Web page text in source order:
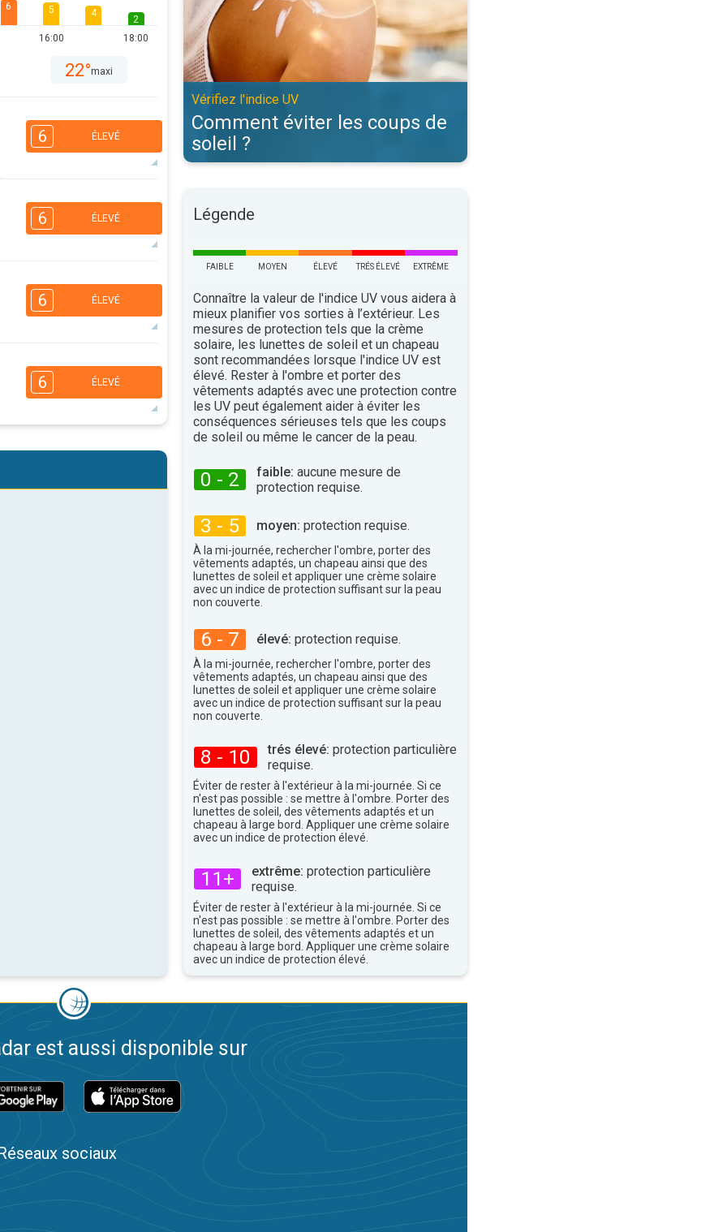
6 5
16:00
4
2
18:00
22°maxi
6 ÉLEVÉ
16:00
3
2
27°
6 ÉLEVÉ
16:00
3
2
30°
6 ÉLEVÉ
16:00
3
2
23°
6 ÉLEVÉ
3
2
Vérifiez l'indice UV
Comment éviter les coups de
soleil ?
Légende
FAIBLE MOYEN ÉLEVÉ TRÉS ÉLEVÉ EXTRÊME
Connaître la valeur de l'indice UV vous aidera à
mieux planifier vos sorties à l’extérieur. Les
mesures de protection tels que la crème
solaire, les lunettes de soleil et un chapeau
sont recommandées lorsque l'indice UV est
élevé. Rester à l'ombre et porter des
vêtements adaptés avec une protection contre
les UV peut également aider à éviter les
conséquences sérieuses tels que les coups
de soleil ou même le cancer de la peau.
0 - 2 faible: aucune mesure de
protection requise.
3 - 5 moyen: protection requise.
À la mi-journée, rechercher l'ombre, porter des
vêtements adaptés, un chapeau ainsi que des
lunettes de soleil et appliquer une crème solaire
avec un indice de protection suffisant sur la peau
non couverte.
6 - 7 élevé: protection requise.
À la mi-journée, rechercher l'ombre, porter des
vêtements adaptés, un chapeau ainsi que des
lunettes de soleil et appliquer une crème solaire
avec un indice de protection suffisant sur la peau
non couverte.
8 - 10 trés élevé: protection particulière
requise.
Éviter de rester à l'extérieur à la mi-journée. Si ce
n'est pas possible : se mettre à l'ombre. Porter des
lunettes de soleil, des vêtements adaptés et un
chapeau à large bord. Appliquer une crème solaire
avec un indice de protection élevé.
11+ extrême: protection particulière
requise.
Éviter de rester à l'extérieur à la mi-journée. Si ce
n'est pas possible : se mettre à l'ombre. Porter des
lunettes de soleil, des vêtements adaptés et un
chapeau à large bord. Appliquer une crème solaire
avec un indice de protection élevé.
est aussi disponible sur
sociaux